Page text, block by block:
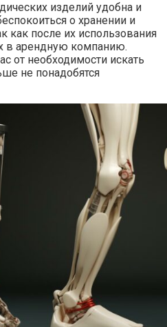
изделий удобна и
о хранении и
как после их использования
в арендную компанию.
от необходимости искать
не понадобятся